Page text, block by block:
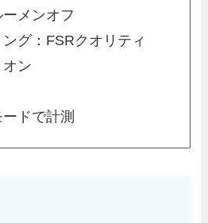
メンオフ
ング：FSRクオリティ
オン
ドで計測